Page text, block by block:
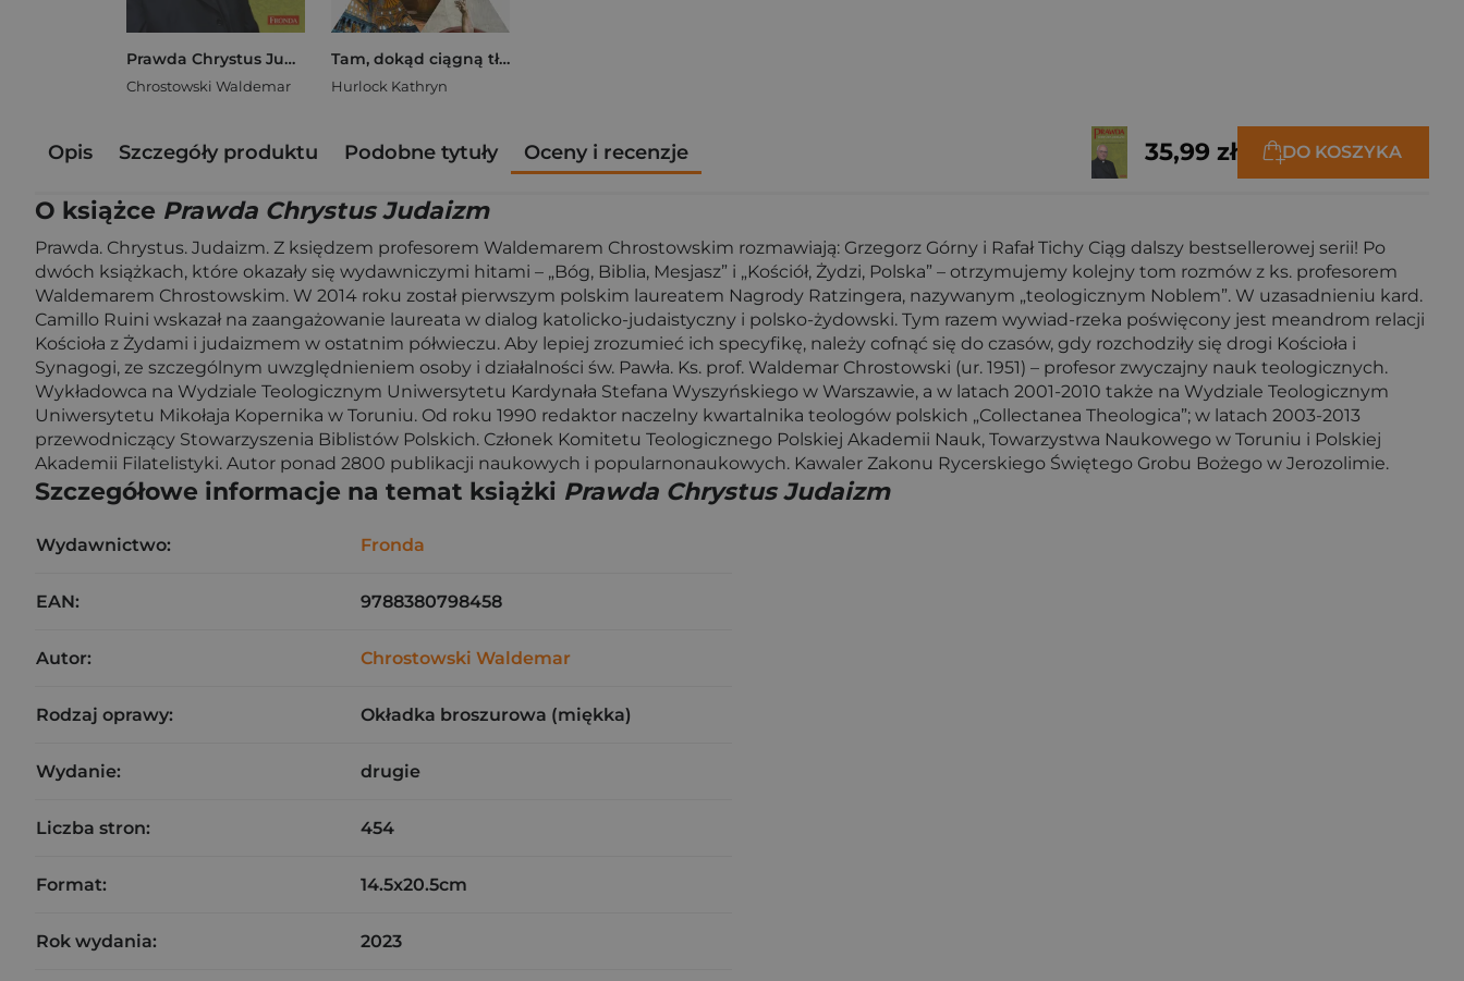
Prawda Chrystus Judaizm
Chrostowski Waldemar
Tam, dokąd ciągną tłumy. Historia świętych miejsc
Hurlock Kathryn
Opis Szczegóły produktu Podobne tytuły Oceny i recenzje 35,99 zł DO KOSZYKA
O książce Prawda Chrystus Judaizm
Prawda. Chrystus. Judaizm. Z księdzem profesorem Waldemarem Chrostowskim rozmawiają: Grzegorz Górny i Rafał Tichy Ciąg dalszy bestsellerowej serii! Po
dwóch książkach, które okazały się wydawniczymi hitami – „Bóg, Biblia, Mesjasz” i „Kościół, Żydzi, Polska” – otrzymujemy kolejny tom rozmów z ks. profesorem
Waldemarem Chrostowskim. W 2014 roku został pierwszym polskim laureatem Nagrody Ratzingera, nazywanym „teologicznym Noblem”. W uzasadnieniu kard.
Camillo Ruini wskazał na zaangażowanie laureata w dialog katolicko-judaistyczny i polsko-żydowski. Tym razem wywiad-rzeka poświęcony jest meandrom relacji
Kościoła z Żydami i judaizmem w ostatnim półwieczu. Aby lepiej zrozumieć ich specyfikę, należy cofnąć się do czasów, gdy rozchodziły się drogi Kościoła i
Synagogi, ze szczególnym uwzględnieniem osoby i działalności św. Pawła. Ks. prof. Waldemar Chrostowski (ur. 1951) – profesor zwyczajny nauk teologicznych.
Wykładowca na Wydziale Teologicznym Uniwersytetu Kardynała Stefana Wyszyńskiego w Warszawie, a w latach 2001-2010 także na Wydziale Teologicznym
Uniwersytetu Mikołaja Kopernika w Toruniu. Od roku 1990 redaktor naczelny kwartalnika teologów polskich „Collectanea Theologica”; w latach 2003-2013
przewodniczący Stowarzyszenia Biblistów Polskich. Członek Komitetu Teologicznego Polskiej Akademii Nauk, Towarzystwa Naukowego w Toruniu i Polskiej
Akademii Filatelistyki. Autor ponad 2800 publikacji naukowych i popularnonaukowych. Kawaler Zakonu Rycerskiego Świętego Grobu Bożego w Jerozolimie.
Szczegółowe informacje na temat książki Prawda Chrystus Judaizm
Wydawnictwo: Fronda
EAN: 9788380798458
Autor: Chrostowski Waldemar
Rodzaj oprawy: Okładka broszurowa (miękka)
Wydanie: drugie
Liczba stron: 454
Format: 14.5x20.5cm
Rok wydania: 2023